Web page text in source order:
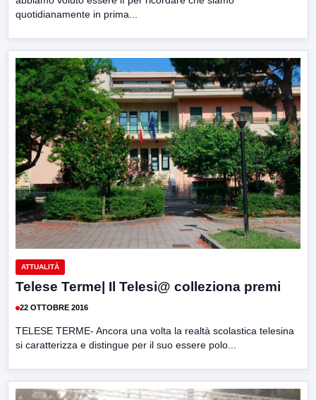
quotidianamente in prima...
ATTUALITÀ
Telese Terme| Il Telesi@ colleziona premi
22 OTTOBRE 2016
TELESE TERME- Ancora una volta la realtà scolastica telesina
si caratterizza e distingue per il suo essere polo...